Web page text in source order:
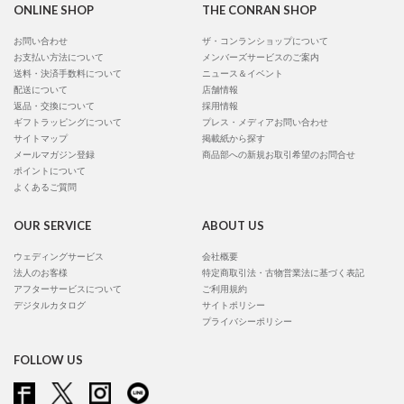
ONLINE SHOP
お問い合わせ
お支払い方法について
送料・決済手数料について
配送について
返品・交換について
ギフトラッピングについて
サイトマップ
メールマガジン登録
ポイントについて
よくあるご質問
THE CONRAN SHOP
ザ・コンランショップについて
メンバーズサービスのご案内
ニュース＆イベント
店舗情報
採用情報
プレス・メディアお問い合わせ
掲載紙から探す
商品部への新規お取引希望のお問合せ
OUR SERVICE
ウェディングサービス
法人のお客様
アフターサービスについて
デジタルカタログ
ABOUT US
会社概要
特定商取引法・古物営業法に基づく表記
ご利用規約
サイトポリシー
プライバシーポリシー
FOLLOW US